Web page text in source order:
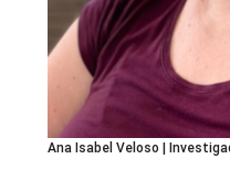
Ana Isabel Veloso |